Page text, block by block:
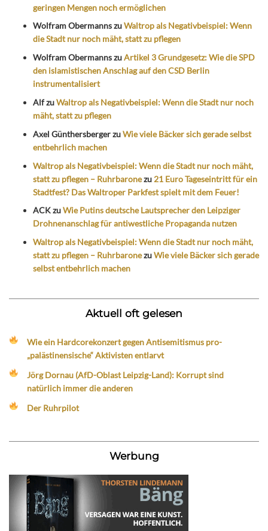
geringen Mengen noch ermöglichen
Wolfram ObermannszuWaltrop als Negativbeispiel: Wenn
die Stadt nur noch mäht, statt zu pflegen
Wolfram ObermannszuArtikel 3 Grundgesetz: Wie die SPD
den islamistischen Anschlag auf den CSD Berlin
instrumentalisiert
AlfzuWaltrop als Negativbeispiel: Wenn die Stadt nur noch
mäht, statt zu pflegen
Axel GünthersbergerzuWie viele Bäcker sich gerade selbst
entbehrlich machen
Waltrop als Negativbeispiel: Wenn die Stadt nur noch mäht,
statt zu pflegen – Ruhrbaronezu 21 Euro Tageseintritt für ein
Stadtfest? Das Waltroper Parkfest spielt mit dem Feuer!
ACKzuWie Putins deutsche Lautsprecher den Leipziger
Drohnenanschlag für antiwestliche Propaganda nutzen
Waltrop als Negativbeispiel: Wenn die Stadt nur noch mäht,
statt zu pflegen – RuhrbaronezuWie viele Bäcker sich gerade
selbst entbehrlich machen
Aktuell oft gelesen
Wie ein Hardcorekonzert gegen Antisemitismus pro-
„palästinensische“ Aktivisten entlarvt
Jörg Dornau (AfD-Oblast Leipzig-Land): Korrupt sind
natürlich immer die anderen
Der Ruhrpilot
Werbung